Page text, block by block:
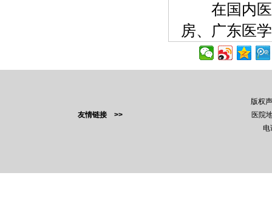
在国内医
房、广东医
友情链接 >>
版权
医院